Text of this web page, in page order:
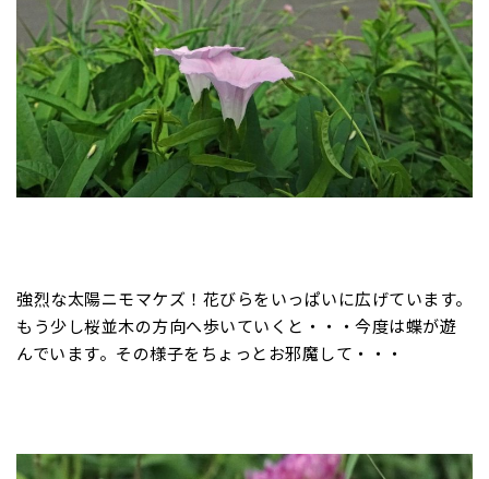
強烈な太陽ニモマケズ！花びらをいっぱいに広げています。
もう少し桜並木の方向へ歩いていくと・・・今度は蝶が遊
んでいます。その様子をちょっとお邪魔して・・・